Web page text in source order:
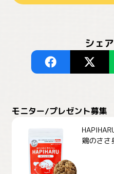
シェ
モニター/プレゼント募集
鶏のささ